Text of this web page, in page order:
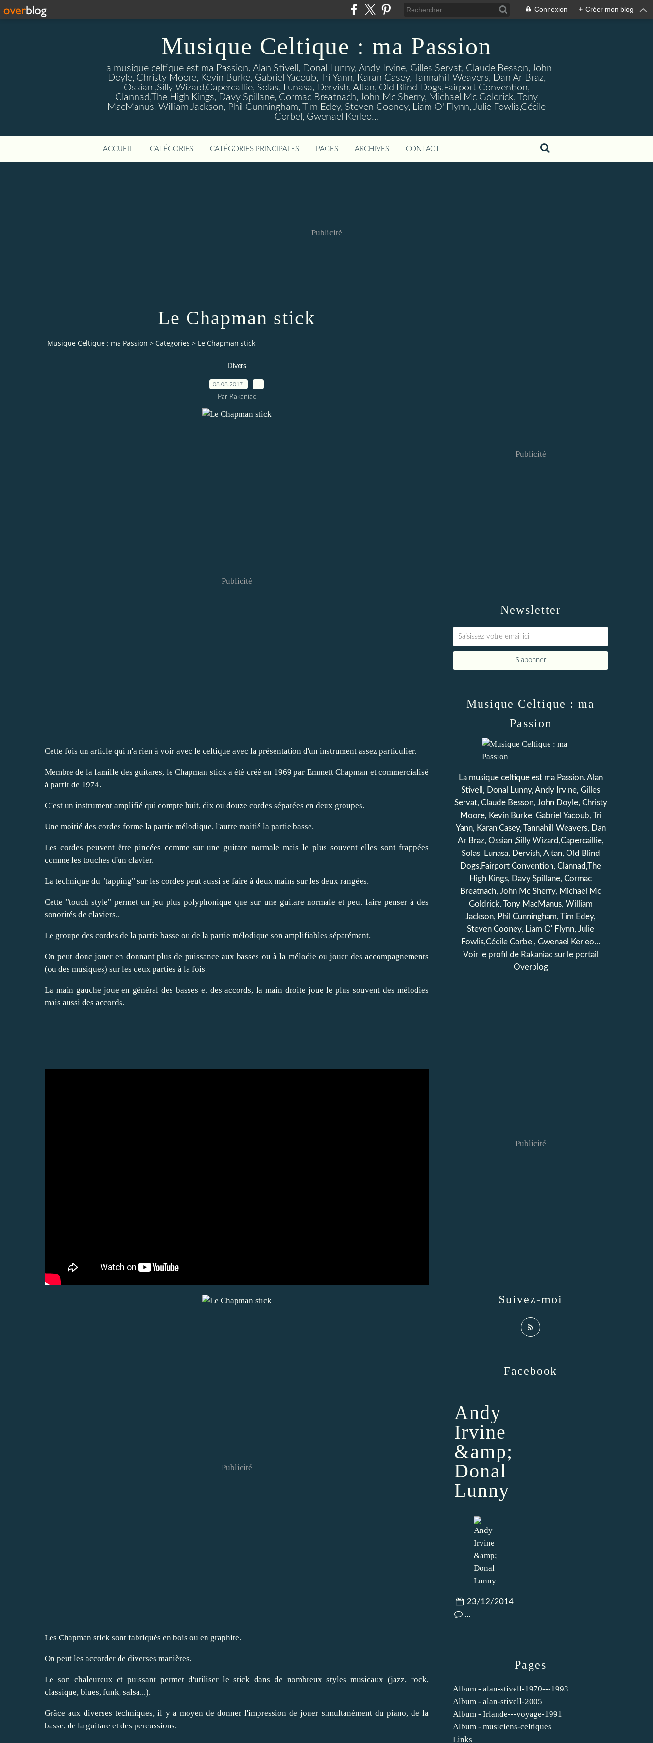
Connexion + Créer mon blog
Musique Celtique : ma Passion
La musique celtique est ma Passion. Alan Stivell, Donal Lunny, Andy Irvine, Gilles Servat, Claude Besson, John
Doyle, Christy Moore, Kevin Burke, Gabriel Yacoub, Tri Yann, Karan Casey, Tannahill Weavers, Dan Ar Braz,
Ossian ,Silly Wizard,Capercaillie, Solas, Lunasa, Dervish, Altan, Old Blind Dogs,Fairport Convention,
Clannad,The High Kings, Davy Spillane, Cormac Breatnach, John Mc Sherry, Michael Mc Goldrick, Tony
MacManus, William Jackson, Phil Cunningham, Tim Edey, Steven Cooney, Liam O' Flynn, Julie Fowlis,Cécile
Corbel, Gwenael Kerleo...
ACCUEIL CATÉGORIES CATÉGORIES PRINCIPALES PAGES ARCHIVES CONTACT
Publicité
Le Chapman stick
Musique Celtique : ma Passion > Categories > Le Chapman stick
Divers
08.08.2017
Par Rakaniac
Publicité
Cette fois un article qui n'a rien à voir avec le celtique avec la présentation d'un instrument assez particulier.
Membre de la famille des guitares, le Chapman stick a été créé en 1969 par Emmett Chapman et commercialisé
à partir de 1974.
C''est un instrument amplifié qui compte huit, dix ou douze cordes séparées en deux groupes.
Une moitié des cordes forme la partie mélodique, l'autre moitié la partie basse.
Les cordes peuvent être pincées comme sur une guitare normale mais le plus souvent elles sont frappées
comme les touches d'un clavier.
La technique du "tapping" sur les cordes peut aussi se faire à deux mains sur les deux rangées.
Cette "touch style" permet un jeu plus polyphonique que sur une guitare normale et peut faire penser à des
sonorités de claviers..
Le groupe des cordes de la partie basse ou de la partie mélodique son amplifiables séparément.
On peut donc jouer en donnant plus de puissance aux basses ou à la mélodie ou jouer des accompagnements
(ou des musiques) sur les deux parties à la fois.
La main gauche joue en général des basses et des accords, la main droite joue le plus souvent des mélodies
mais aussi des accords.
Publicité
Les Chapman stick sont fabriqués en bois ou en graphite.
On peut les accorder de diverses manières.
Le son chaleureux et puissant permet d'utiliser le stick dans de nombreux styles musicaux (jazz, rock,
classique, blues, funk, salsa...).
Grâce aux diverses techniques, il y a moyen de donner l'impression de jouer simultanément du piano, de la
basse, de la guitare et des percussions.
Newsletter
Publicité
Pages
Album - alan-stivell-1970---1993
Album - alan-stivell-2005
Album - Irlande---voyage-1991
Album - musiciens-celtiques
Links
Musique Celtique : ma
Passion
La musique celtique est ma Passion. Alan
Stivell, Donal Lunny, Andy Irvine, Gilles
Servat, Claude Besson, John Doyle, Christy
Moore, Kevin Burke, Gabriel Yacoub, Tri
Yann, Karan Casey, Tannahill Weavers, Dan
Ar Braz, Ossian ,Silly Wizard,Capercaillie,
Solas, Lunasa, Dervish, Altan, Old Blind
Dogs,Fairport Convention, Clannad,The
High Kings, Davy Spillane, Cormac
Breatnach, John Mc Sherry, Michael Mc
Goldrick, Tony MacManus, William
Jackson, Phil Cunningham, Tim Edey,
Steven Cooney, Liam O' Flynn, Julie
Fowlis,Cécile Corbel, Gwenael Kerleo...
Voir le profil de Rakaniacsur le portail
Overblog
Suivez-moi
Facebook
Andy
Irvine
&amp;
Donal
Lunny
23/12/2014
…
Publicité